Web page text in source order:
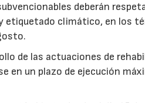
deberán
climático, en los
de las actuaciones de
en un plazo de ejecución